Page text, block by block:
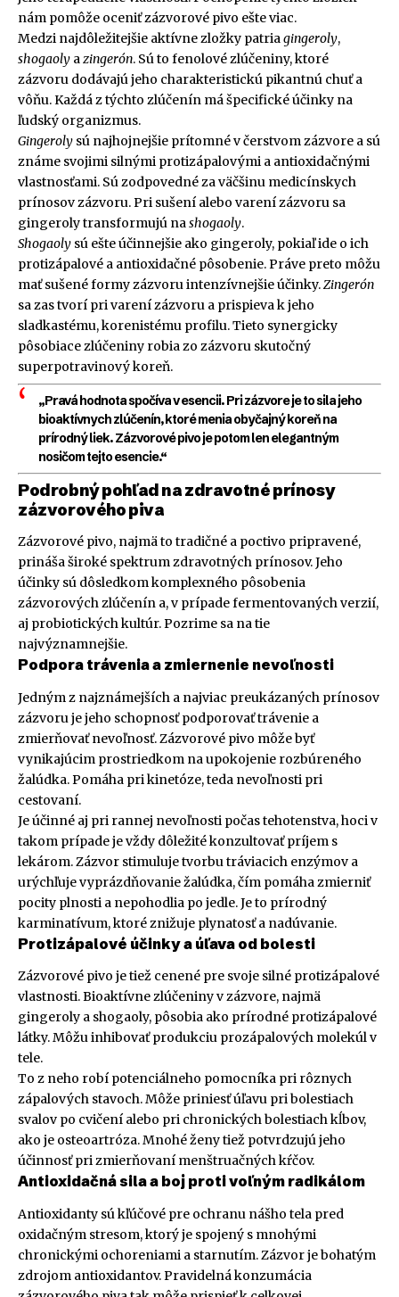
nám pomôže oceniť zázvorové pivo ešte viac.
Medzi najdôležitejšie aktívne zložky patriagingeroly,
shogaoly azingerón. Sú to fenolové zlúčeniny, ktoré
zázvoru dodávajú jeho charakteristickú pikantnú chuť a
vôňu. Každá z týchto zlúčenín má špecifické účinky na
ľudský organizmus.
Gingeroly sú najhojnejšie prítomné v čerstvom zázvore a sú
známe svojimi silnými protizápalovými a antioxidačnými
vlastnosťami. Sú zodpovedné za väčšinu medicínskych
prínosov zázvoru. Pri sušení alebo varení zázvoru sa
gingeroly transformujú nashogaoly.
Shogaoly sú ešte účinnejšie ako gingeroly, pokiaľ ide o ich
protizápalové a antioxidačné pôsobenie. Práve preto môžu
mať sušené formy zázvoru intenzívnejšie účinky.Zingerón
sa zas tvorí pri varení zázvoru a prispieva k jeho
sladkastému, korenistému profilu. Tieto synergicky
pôsobiace zlúčeniny robia zo zázvoru skutočný
superpotravinový koreň.
„Pravá hodnota spočíva v esencii. Pri zázvore je to sila jeho
bioaktívnych zlúčenín, ktoré menia obyčajný koreň na
prírodný liek. Zázvorové pivo je potom len elegantným
nosičom tejto esencie.“
Podrobný pohľad na zdravotné prínosy
zázvorového piva
Zázvorové pivo, najmä to tradičné a poctivo pripravené,
prináša široké spektrum zdravotných prínosov. Jeho
účinky sú dôsledkom komplexného pôsobenia
zázvorových zlúčenín a, v prípade fermentovaných verzií,
aj probiotických kultúr. Pozrime sa na tie
najvýznamnejšie.
Podpora trávenia a zmiernenie nevoľnosti
Jedným z najznámejších a najviac preukázaných prínosov
zázvoru je jeho schopnosť podporovať trávenie a
zmierňovať nevoľnosť. Zázvorové pivo môže byť
vynikajúcim prostriedkom na upokojenie rozbúreného
žalúdka. Pomáha pri kinetóze, teda nevoľnosti pri
cestovaní.
Je účinné aj pri rannej nevoľnosti počas tehotenstva, hoci v
takom prípade je vždy dôležité konzultovať príjem s
lekárom. Zázvor stimuluje tvorbu tráviacich enzýmov a
urýchľuje vyprázdňovanie žalúdka, čím pomáha zmierniť
pocity plnosti a nepohodlia po jedle. Je to prírodný
karminatívum, ktoré znižuje plynatosť a nadúvanie.
Protizápalové účinky a úľava od bolesti
Zázvorové pivo je tiež cenené pre svoje silné protizápalové
vlastnosti. Bioaktívne zlúčeniny v zázvore, najmä
gingeroly a shogaoly, pôsobia ako prírodné protizápalové
látky. Môžu inhibovať produkciu prozápalových molekúl v
tele.
To z neho robí potenciálneho pomocníka pri rôznych
zápalových stavoch. Môže priniesť úľavu pri bolestiach
svalov po cvičení alebo pri chronických bolestiach kĺbov,
ako je osteoartróza. Mnohé ženy tiež potvrdzujú jeho
účinnosť pri zmierňovaní menštruačných kŕčov.
Antioxidačná sila a boj proti voľným radikálom
Antioxidanty sú kľúčové pre ochranu nášho tela pred
oxidačným stresom, ktorý je spojený s mnohými
chronickými ochoreniami a starnutím. Zázvor je bohatým
zdrojom antioxidantov. Pravidelná konzumácia